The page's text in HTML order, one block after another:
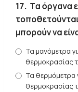
17. Τα όργανα
μπορούν να
Τα μανόμετρα
θερμοκρασίας
Τα θερμόμετρα
θερμοκρασίας